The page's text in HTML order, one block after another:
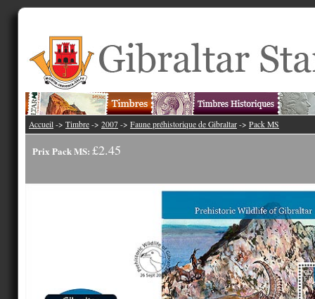
Accueil -> Timbre -> 2007 -> Faune préhistorique de Gibraltar -> Pack MS
Prix Pack MS: £2.45